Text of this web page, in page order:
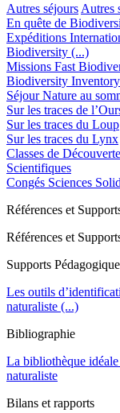
Autres séjours Autres
En quête de
Expéditions
Biodiversity (...)
Missions Fast
Biodiversity
Séjour Nature au
Sur les traces de
Sur les traces du Loup
Sur les traces du Lynx
Classes de
Scientifiques
Congés Sciences
Références et
Références et
Supports
Les outils
naturaliste (...)
Bibliographie
La bibliothèque
naturaliste
Bilans et rapports